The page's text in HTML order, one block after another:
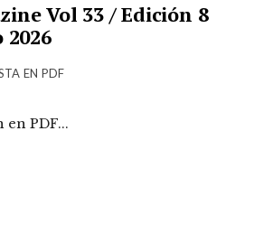
Vol 33 / Edición 8
2026
EN PDF
en PDF...